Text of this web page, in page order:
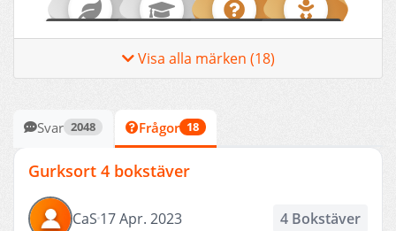
UTREDARE
Visa alla märken (18)
Svar 2048 Frågor 18
Gurksort 4 bokstäver
CaS 17 Apr. 2023 4 Bokstäver